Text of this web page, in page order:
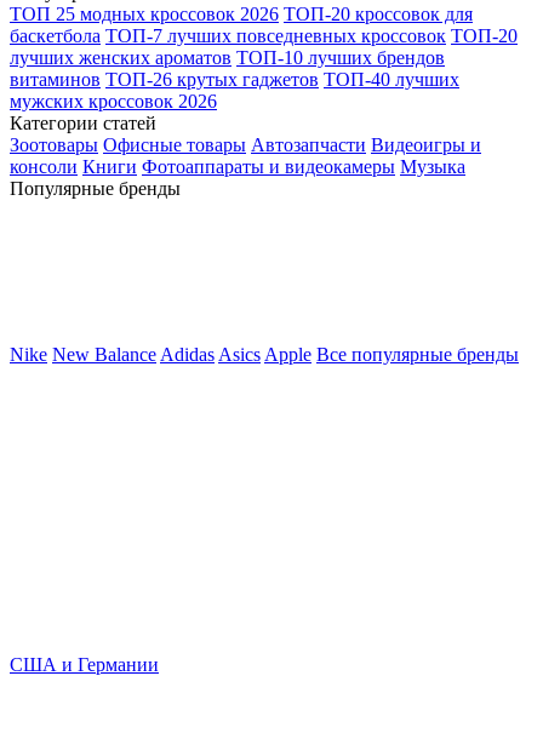
ТОП 25 модных кроссовок 2026 ТОП-20 кроссовок для
баскетбола ТОП-7 лучших повседневных кроссовок ТОП-20
лучших женских ароматов ТОП-10 лучших брендов
витаминов ТОП-26 крутых гаджетов ТОП-40 лучших
мужских кроссовок 2026
Категории статей
Зоотовары Офисные товары Автозапчасти Видеоигры и
консоли Книги Фотоаппараты и видеокамеры Музыка
Популярные бренды
Nike New Balance Adidas Asics Apple Все популярные бренды
США и Германии